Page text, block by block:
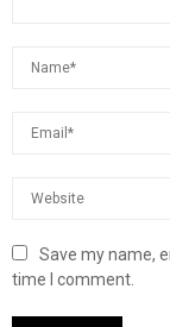
Save my name,
time I comment.